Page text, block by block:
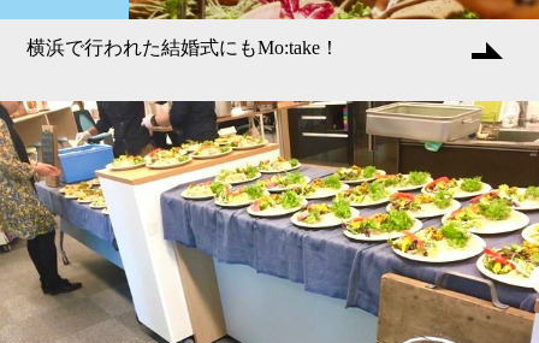
横浜で行われた結婚式にもMo:take！